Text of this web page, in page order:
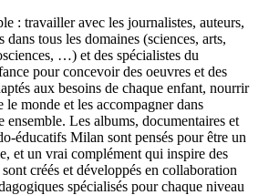
: travailler avec les journalistes, auteurs,
dans tous les domaines (sciences, arts,
…) et des spécialistes du
pour concevoir des oeuvres et des
aux besoins de chaque enfant, nourrir
monde et les accompagner dans
ensemble. Les albums, documentaires et
éducatifs Milan sont pensés pour être un
et un vrai complément qui inspire des
créés et développés en collaboration
spécialisés pour chaque niveau